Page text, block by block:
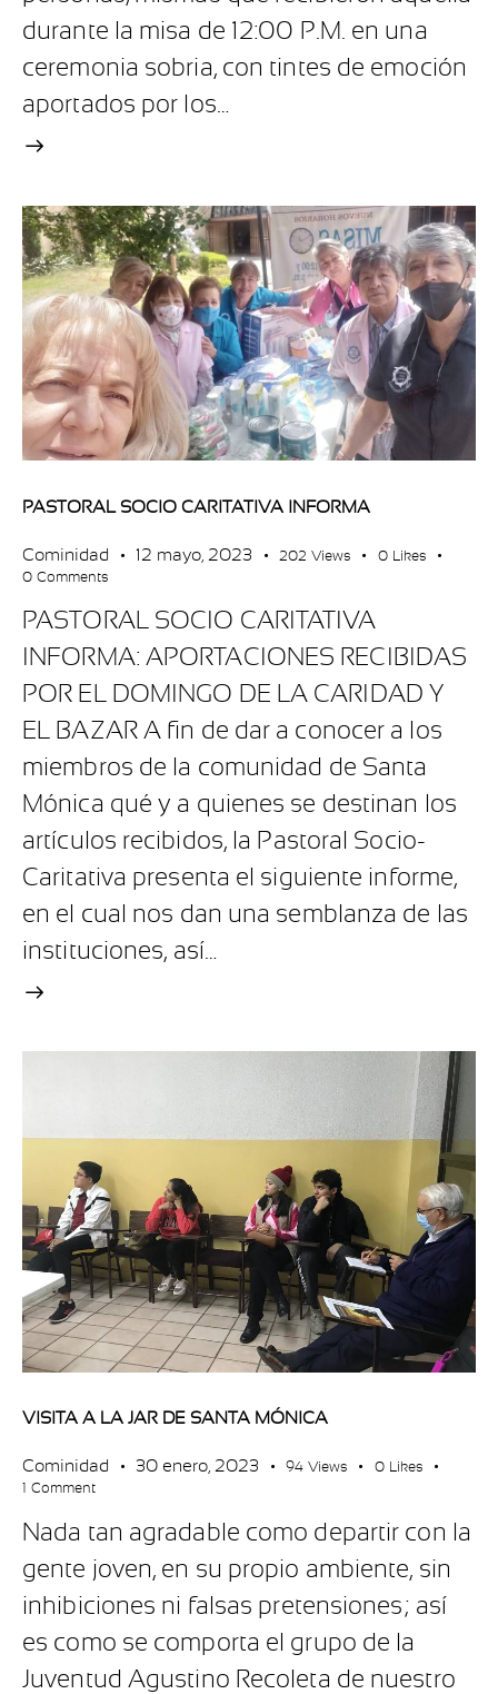
durante la misa de 12:00 P.M. en una
ceremonia sobria, con tintes de emoción
aportados por los…
PASTORAL SOCIO CARITATIVA INFORMA
Cominidad 12 mayo, 2023 202 Views 0 Likes
0 Comments
PASTORAL SOCIO CARITATIVA
INFORMA: APORTACIONES RECIBIDAS
POR EL DOMINGO DE LA CARIDAD Y
EL BAZAR A fin de dar a conocer a los
miembros de la comunidad de Santa
Mónica qué y a quienes se destinan los
artículos recibidos, la Pastoral Socio-
Caritativa presenta el siguiente informe,
en el cual nos dan una semblanza de las
instituciones, así…
VISITA A LA JAR DE SANTA MÓNICA
Cominidad 30 enero, 2023 94 Views 0 Likes
1 Comment
Nada tan agradable como departir con la
gente joven, en su propio ambiente, sin
inhibiciones ni falsas pretensiones; así
es como se comporta el grupo de la
Juventud Agustino Recoleta de nuestro